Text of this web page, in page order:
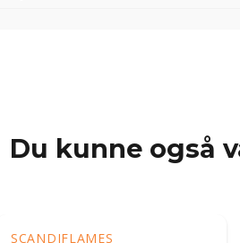
Du kunne også
SCANDIFLAMES